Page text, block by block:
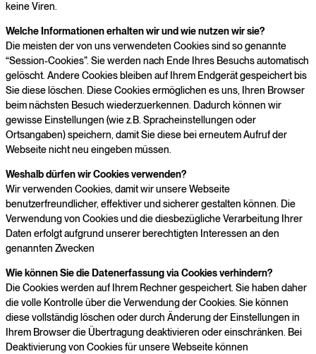
keine Viren.
Welche Informationen erhalten wir und wie nutzen wir sie?
Die meisten der von uns verwendeten Cookies sind so genannte
“Session-Cookies”. Sie werden nach Ende Ihres Besuchs automatisch
gelöscht. Andere Cookies bleiben auf Ihrem Endgerät gespeichert bis
Sie diese löschen. Diese Cookies ermöglichen es uns, Ihren Browser
beim nächsten Besuch wiederzuerkennen. Dadurch können wir
gewisse Einstellungen (wie z.B. Spracheinstellungen oder
Ortsangaben) speichern, damit Sie diese bei erneutem Aufruf der
Webseite nicht neu eingeben müssen.
Weshalb dürfen wir Cookies verwenden?
Wir verwenden Cookies, damit wir unsere Webseite
benutzerfreundlicher, effektiver und sicherer gestalten können. Die
Verwendung von Cookies und die diesbezügliche Verarbeitung Ihrer
Daten erfolgt aufgrund unserer berechtigten Interessen an den
genannten Zwecken
Wie können Sie die Datenerfassung via Cookies verhindern?
Die Cookies werden auf Ihrem Rechner gespeichert. Sie haben daher
die volle Kontrolle über die Verwendung der Cookies. Sie können
diese vollständig löschen oder durch Änderung der Einstellungen in
Ihrem Browser die Übertragung deaktivieren oder einschränken. Bei
Deaktivierung von Cookies für unsere Webseite können